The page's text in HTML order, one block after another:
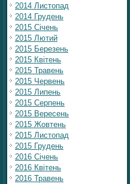
2014 Листопад
2014 Грудень
2015 Січень
2015 Лютий
2015 Березень
2015 Квітень
2015 Травень
2015 Червень
2015 Липень
2015 Серпень
2015 Вересень
2015 Жовтень
2015 Листопад
2015 Грудень
2016 Січень
2016 Квітень
2016 Травень